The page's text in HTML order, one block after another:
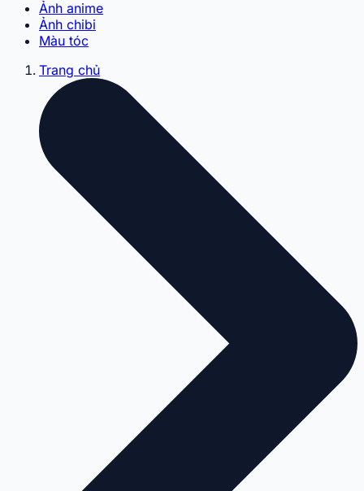
Ảnh anime
Ảnh chibi
Màu tóc
Trang chủ